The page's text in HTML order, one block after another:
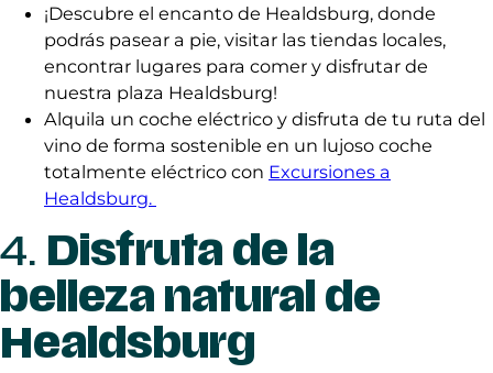
¡Descubre el encanto de Healdsburg, donde
podrás pasear a pie, visitar las tiendas locales,
encontrar lugares para comer y disfrutar de
nuestra plaza Healdsburg!
Alquila un coche eléctrico y disfruta de tu ruta del
vino de forma sostenible en un lujoso coche
totalmente eléctrico con Excursiones a
Healdsburg.
4. Disfruta de la
belleza natural de
Healdsburg